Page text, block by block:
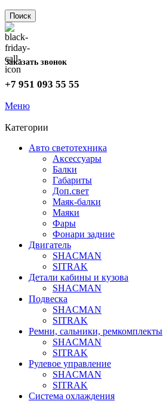
Поиск
Заказать звонок
+7 951 093 55 55
Меню
Категории
Авто светотехника
Аксессуары
Балки
Габариты
Доп.свет
Маяк-балки
Маяки
Фары
Фонари задние
Двигатель
SHACMAN
SITRAK
Детали кабины и кузова
SHACMAN
Подвеска
SHACMAN
SITRAK
Ремни, сальники, ремкомплекты
SHACMAN
SITRAK
Рулевое управление
SHACMAN
SITRAK
Система охлаждения